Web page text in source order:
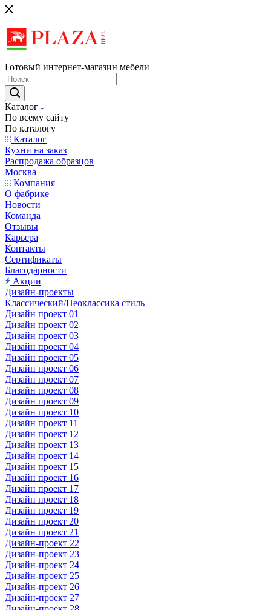
Готовый интернет-магазин мебели
Каталог
По всему сайту
По каталогу
Каталог
Кухни на заказ
Распродажа образцов
Москва
Компания
О фабрике
Новости
Команда
Отзывы
Карьера
Контакты
Сертификаты
Благодарности
Акции
Дизайн-проекты
Классический/Неоклассика стиль
Дизайн проект 01
Дизайн проект 02
Дизайн проект 03
Дизайн проект 04
Дизайн проект 05
Дизайн проект 06
Дизайн проект 07
Дизайн проект 08
Дизайн проект 09
Дизайн проект 10
Дизайн проект 11
Дизайн проект 12
Дизайн проект 13
Дизайн проект 14
Дизайн проект 15
Дизайн проект 16
Дизайн проект 17
Дизайн проект 18
Дизайн проект 19
Дизайн проект 20
Дизайн проект 21
Дизайн-проект 22
Дизайн-проект 23
Дизайн-проект 24
Дизайн-проект 25
Дизайн-проект 26
Дизайн-проект 27